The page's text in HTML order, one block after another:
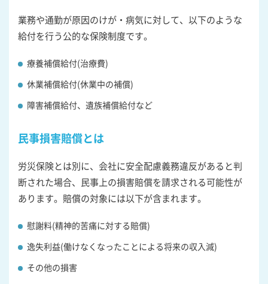
業務や通勤が原因のけが・病気に対して、以下のような
給付を行う公的な保険制度です。
療養補償給付(治療費)
休業補償給付(休業中の補償)
障害補償給付、遺族補償給付など
民事損害賠償とは
労災保険とは別に、会社に安全配慮義務違反があると判
断された場合、民事上の損害賠償を請求される可能性が
あります。賠償の対象には以下が含まれます。
慰謝料(精神的苦痛に対する賠償)
逸失利益(働けなくなったことによる将来の収入減)
その他の損害